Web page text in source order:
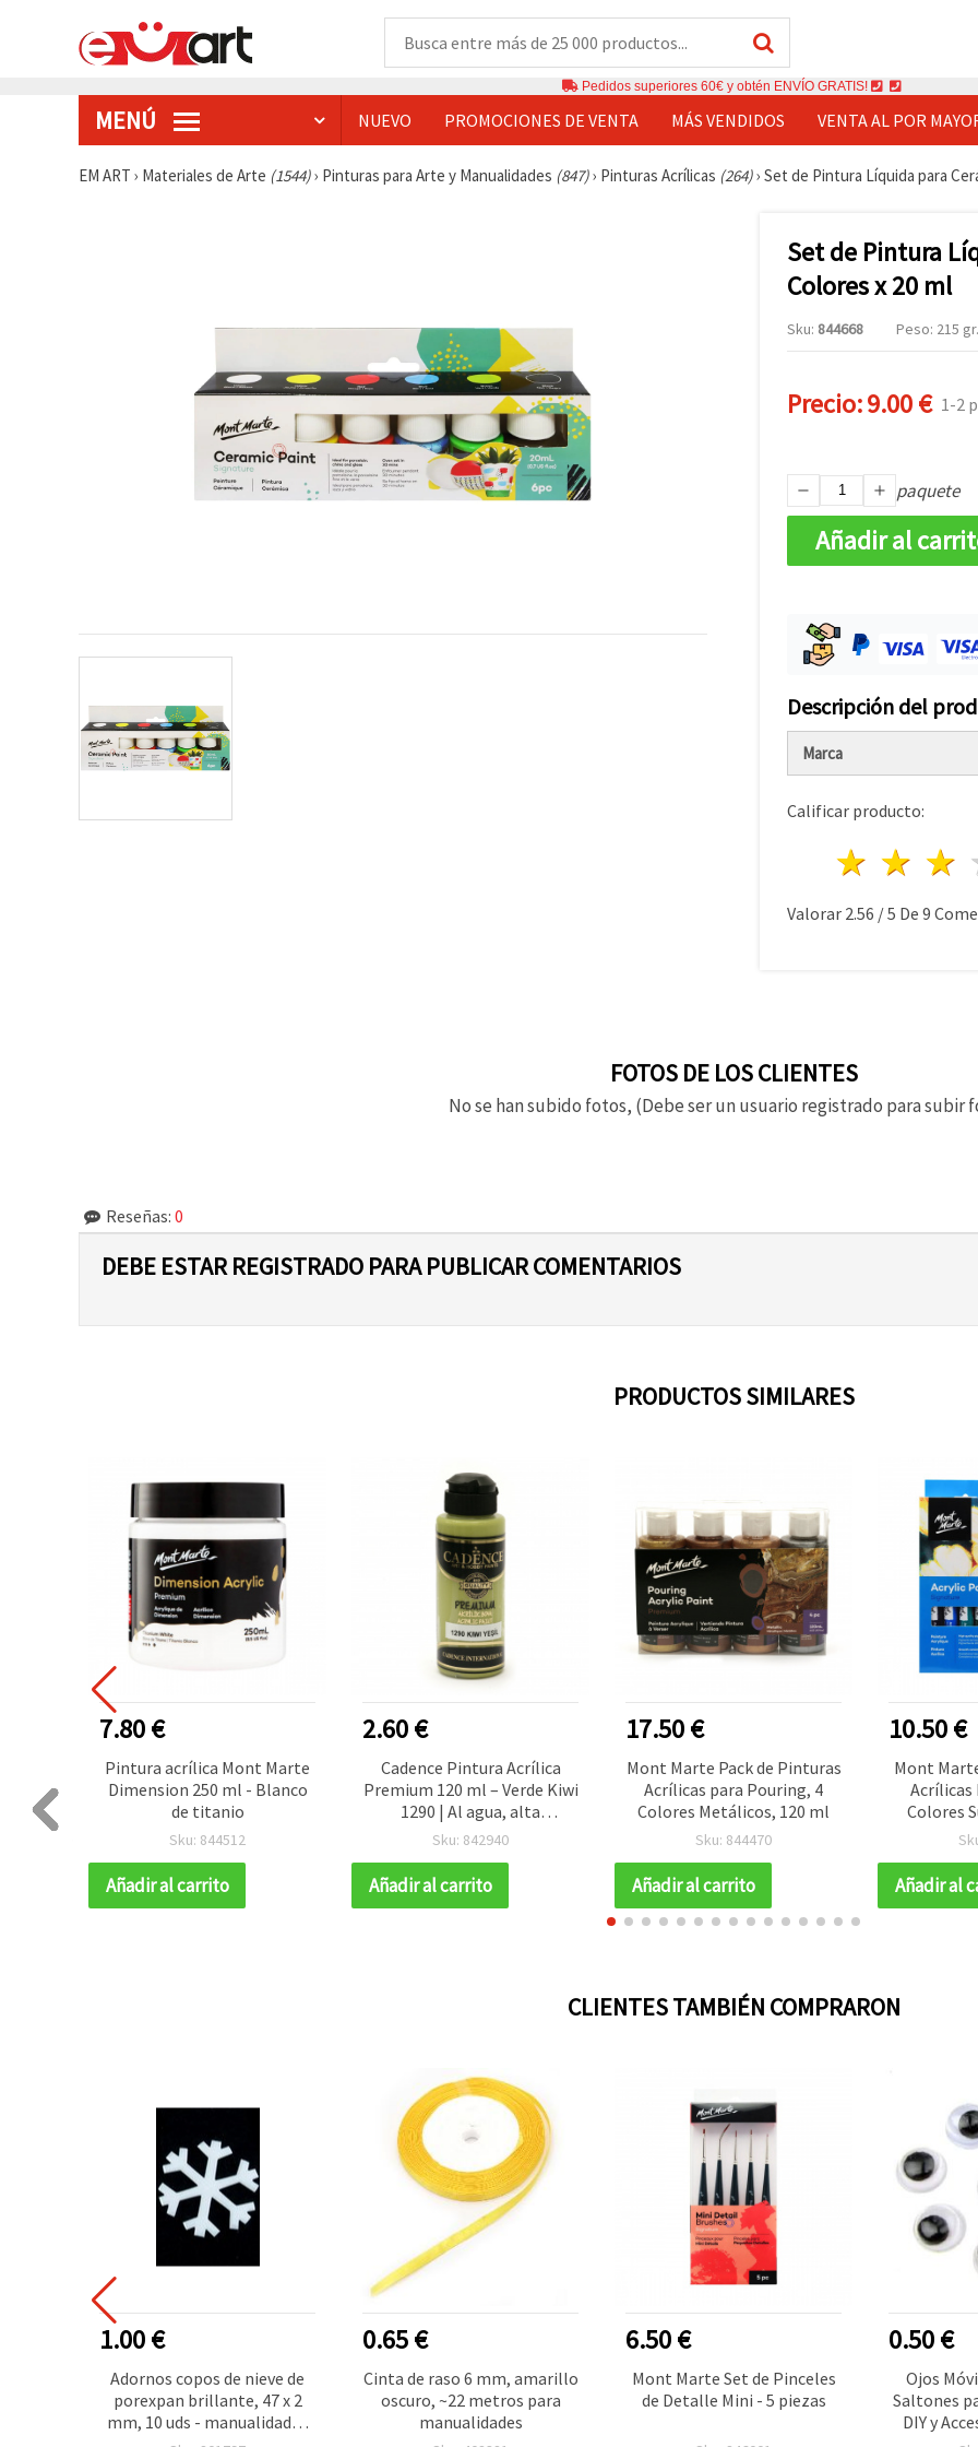
Pedidos superiores 60€ y obtén ENVÍO GRATIS!
MENÚ NUEVO PROMOCIONES DE VENTA MÁS VENDIDOS VENTA AL POR
EM ART › Materiales de Arte (1544)› Pinturas para Arte y Manualidades (847)› Pinturas Acrílicas (264)› Set de Pintura Líquida para
Set de Pintura
Colores x 20 ml
Sku: 844668 Peso: 215 gr.
Precio:9.00 € 1-2
paquete
Añadir al
Descripción del
Marca
Calificar producto:
2
1
Valorar 2.56 /5 De 9
FOTOS DE LOS CLIENTES
No se han subido fotos, (Debe ser un usuario registrado para subir
Reseñas: 0
DEBE ESTAR REGISTRADO PARA PUBLICAR COMENTARIOS
PRODUCTOS SIMILARES
de
7.80 €
Pintura acrílica Mont Marte
Dimension 250 ml - Blanco
de titanio
Sku: 844512
Añadir al carrito
2.60 €
Cadence Pintura Acrílica
Premium 120 ml – Verde Kiwi
1290 | Al agua, alta
pigmentación,
madera, papel,
manualidades y bellas artes
Sku: 842940
Añadir al carrito
17.50 €
Mont Marte Pack de Pinturas
Acrílicas para Pouring, 4
Colores Metálicos, 120 ml
Sku: 844470
Añadir al carrito
10.50 €
Mont
Acrílicas
Colores
Añadir al
CLIENTES TAMBIÉN COMPRARON
1.00 €
Adornos copos de nieve de
porexpan brillante, 47 x 2
mm, 10 uds - manualidades
0.65 €
Cinta de raso 6 mm, amarillo
oscuro, ~22 metros para
manualidades
6.50 €
Mont Marte Set de Pinceles
de Detalle Mini - 5 piezas
0.50 €
Ojos
Saltones
DIY y